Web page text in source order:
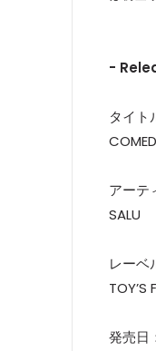
-
タイト
アーテ
SALU
レーベ
発売日